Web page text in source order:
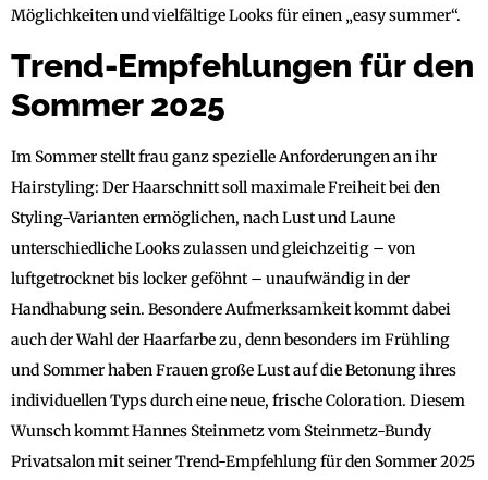
Möglichkeiten und vielfältige Looks für einen „easy summer“.
Trend-Empfehlungen für den
Sommer 2025
Im Sommer stellt frau ganz spezielle Anforderungen an ihr
Hairstyling: Der Haarschnitt soll maximale Freiheit bei den
Styling-Varianten ermöglichen, nach Lust und Laune
unterschiedliche Looks zulassen und gleichzeitig – von
luftgetrocknet bis locker geföhnt – unaufwändig in der
Handhabung sein. Besondere Aufmerksamkeit kommt dabei
auch der Wahl der Haarfarbe zu, denn besonders im Frühling
und Sommer haben Frauen große Lust auf die Betonung ihres
individuellen Typs durch eine neue, frische Coloration. Diesem
Wunsch kommt Hannes Steinmetz vom Steinmetz-Bundy
Privatsalon mit seiner Trend-Empfehlung für den Sommer 2025